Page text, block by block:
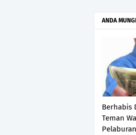
ANDA
Berhabis
Teman